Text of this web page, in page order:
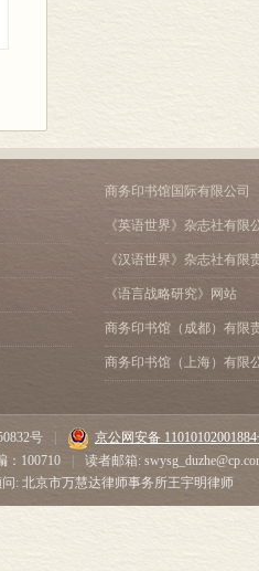
商务印书馆国际有限公司
《英语世界》杂志社有限
《汉语世界》杂志社有限
《语言战略研究》网站
商务印书馆（成都）有限
商务印书馆（上海）有限
号
京公网安备
：100710
读者邮箱:
: 北京市万慧达律师事务所王宇明律师